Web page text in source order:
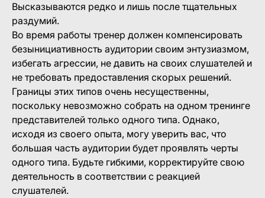
Высказываются редко и лишь после тщательных
раздумий.
Во время работы тренер должен компенсировать
безынициативность аудитории своим энтузиазмом,
избегать агрессии, не давить на своих слушателей и
не требовать предоставления скорых решений.
Границы этих типов очень несущественны,
поскольку невозможно собрать на одном тренинге
представителей только одного типа. Однако,
исходя из своего опыта, могу уверить вас, что
большая часть аудитории будет проявлять черты
одного типа. Будьте гибкими, корректируйте свою
деятельность в соответствии с реакцией
слушателей.